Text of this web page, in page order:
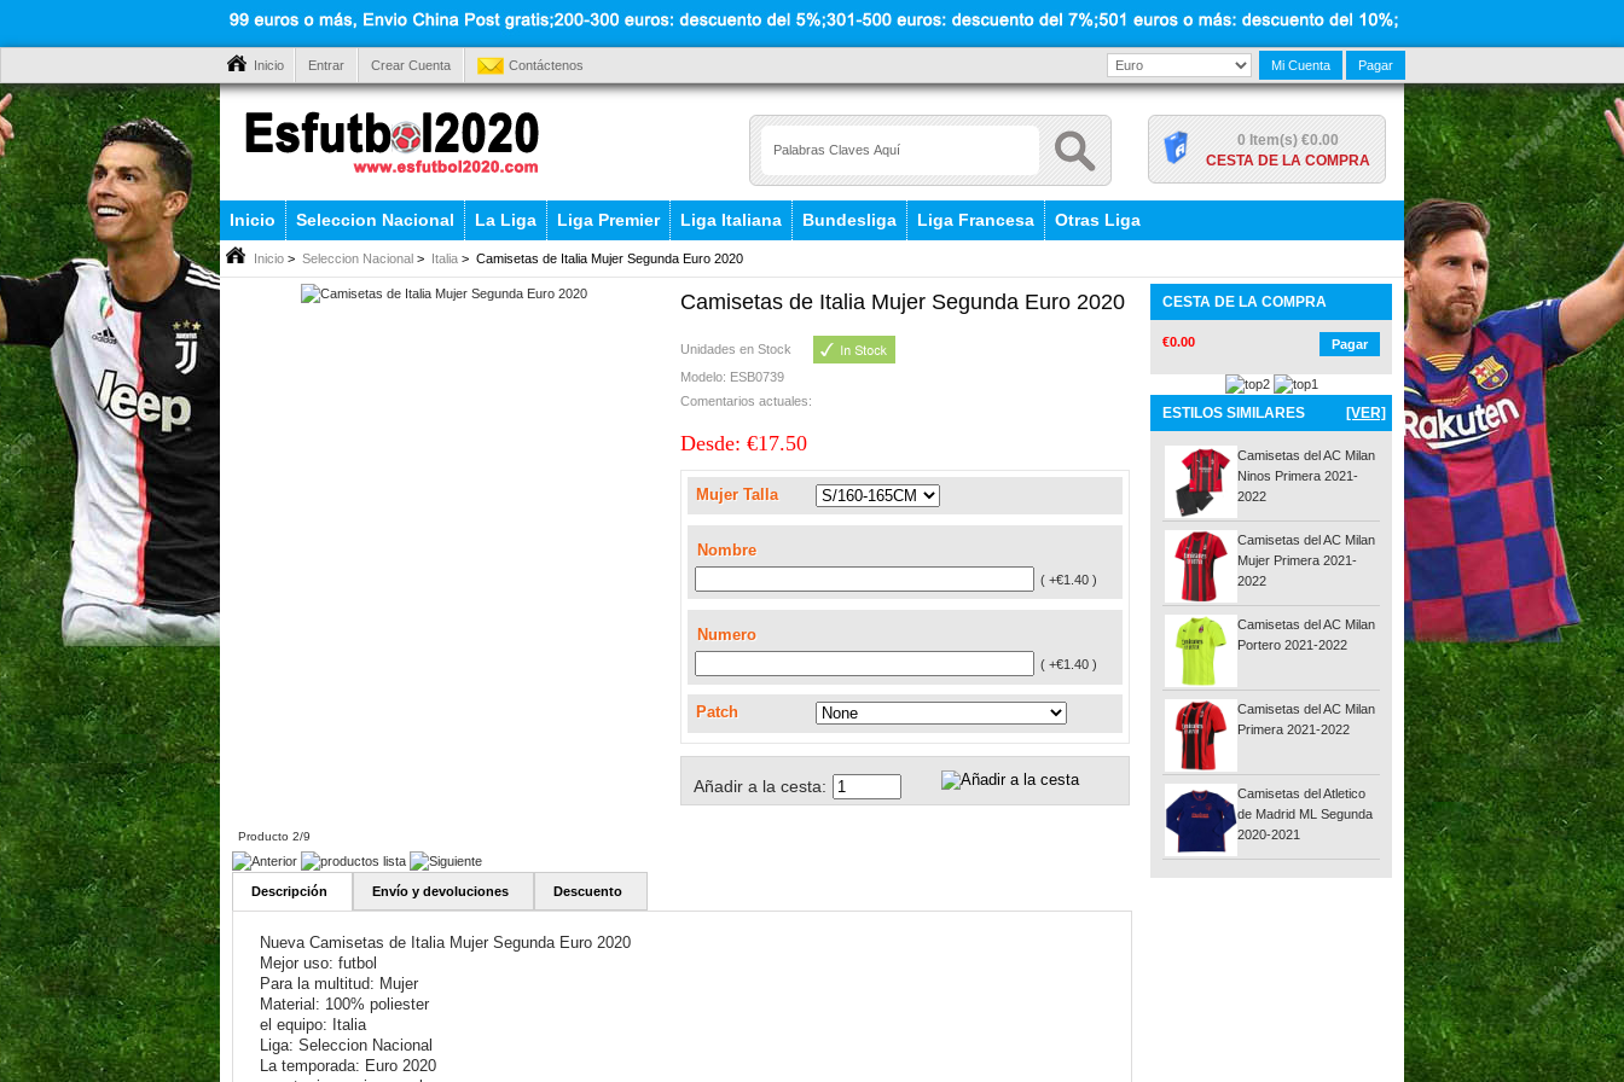
Inicio Entrar Crear Cuenta Contáctenos Pagar
Mi Cuenta
0 Item(s) €0.00
CESTA DE LA COMPRA
Inicio Seleccion Nacional La Liga Liga Premier Liga Italiana Bundesliga Liga Francesa Otras Liga
Inicio > Seleccion Nacional > Italia > Camisetas de Italia Mujer Segunda Euro 2020
Camisetas de Italia Mujer Segunda Euro 2020
Unidades en Stock
Modelo: ESB0739
Comentarios actuales:
Desde: €17.50
Mujer Talla
Nombre
( +€1.40 )
Numero
( +€1.40 )
Patch
Añadir a la cesta:
Producto 2/9
Descripción Envío y devoluciones Descuento
Nueva Camisetas de Italia Mujer Segunda Euro 2020
Mejor uso: futbol
Para la multitud: Mujer
Material: 100% poliester
el equipo: Italia
Liga: Seleccion Nacional
La temporada: Euro 2020
CESTA DE LA COMPRA
€0.00 Pagar
ESTILOS SIMILARES [VER]
Camisetas del AC Milan
Ninos Primera 2021-
2022
Camisetas del AC Milan
Mujer Primera 2021-
2022
Camisetas del AC Milan
Portero 2021-2022
Camisetas del AC Milan
Primera 2021-2022
Camisetas del Atletico
de Madrid ML Segunda
2020-2021